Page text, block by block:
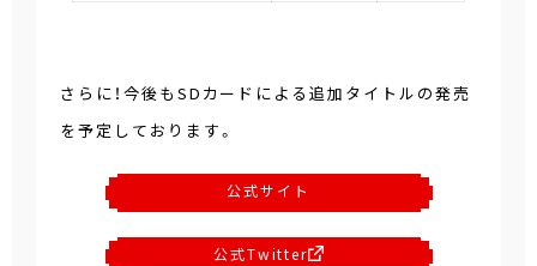
さらに！今後もSDカードによる追加タイトルの発売
を予定しております。
公式サイト
公式Twitter